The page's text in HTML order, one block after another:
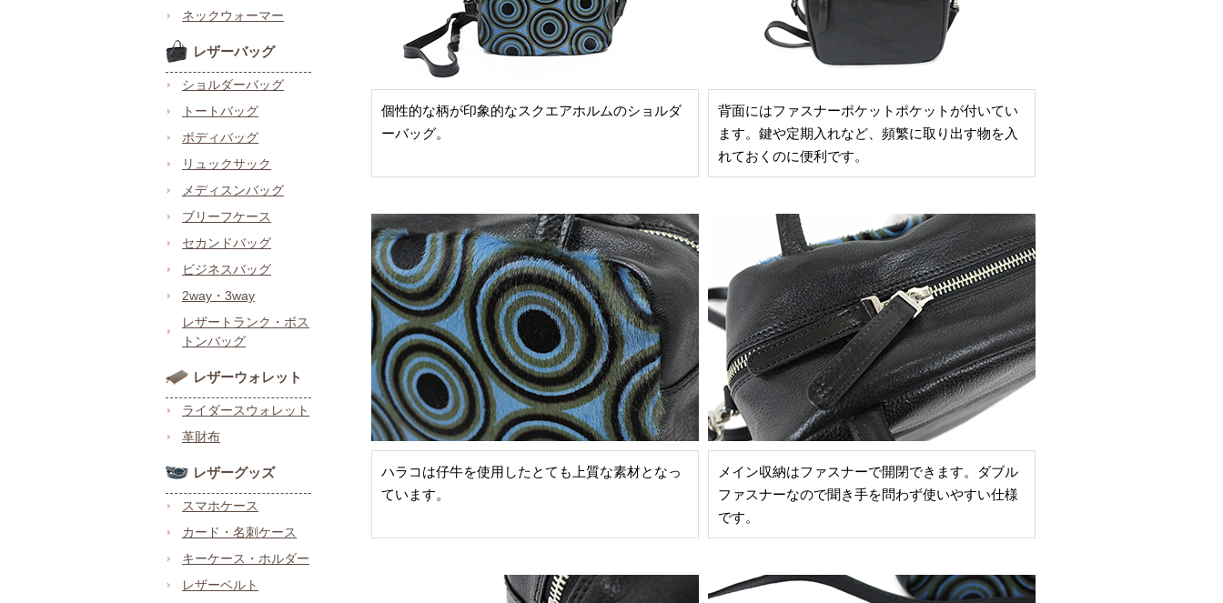
ネックウォーマー
レザーバッグ
ショルダーバッグ
トートバッグ
ボディバッグ
リュックサック
メディスンバッグ
ブリーフケース
セカンドバッグ
ビジネスバッグ
2way・3way
レザートランク・ボス
トンバッグ
レザーウォレット
ライダースウォレット
革財布
レザーグッズ
スマホケース
カード・名刺ケース
キーケース・ホルダー
レザーベルト
個性的な柄が印象的なスクエアホルムのショルダ
ーバッグ。
背面にはファスナーポケットポケットが付いてい
ます。鍵や定期入れなど、頻繁に取り出す物を入
れておくのに便利です。
ハラコは仔牛を使用したとても上質な素材となっ
ています。
メイン収納はファスナーで開閉できます。ダブル
ファスナーなので聞き手を問わず使いやすい仕様
です。